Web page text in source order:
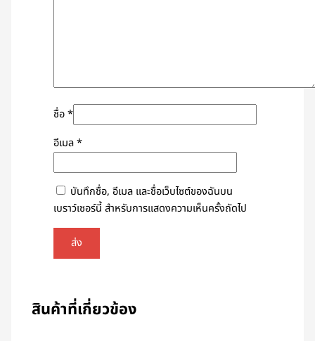
ชื่อ*
อีเมล*
บันทึกชื่อ, อีเมล และชื่อเว็บไซต์ของฉันบน
เบราว์เซอร์นี้ สำหรับการแสดงความเห็นครั้งถัดไป
สินค้าที่เกี่ยวข้อง